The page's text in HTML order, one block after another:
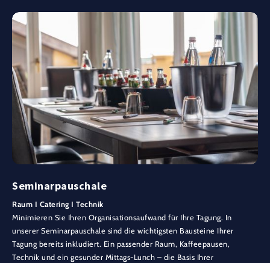
Seminarpauschale
Raum I Catering I Technik
Minimieren Sie Ihren Organisationsaufwand für Ihre Tagung. In
unserer Seminarpauschale sind die wichtigsten Bausteine Ihrer
Tagung bereits inkludiert. Ein passender Raum, Kaffeepausen,
Technik und ein gesunder Mittags-Lunch – die Basis Ihrer